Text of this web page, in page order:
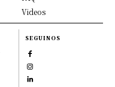
Videos
SEGUINOS